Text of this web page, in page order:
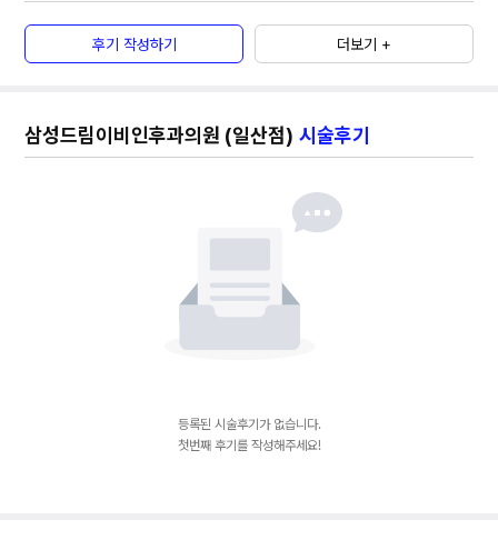
후기 작성하기 더보기 +
삼성드림이비인후과의원 (일산점) 시술후기
등록된 시술후기가 없습니다.
첫번째 후기를 작성해주세요!